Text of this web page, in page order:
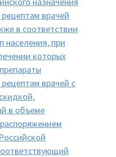
врачей
в соответствии
населения, при
которых
врачей с
в объеме